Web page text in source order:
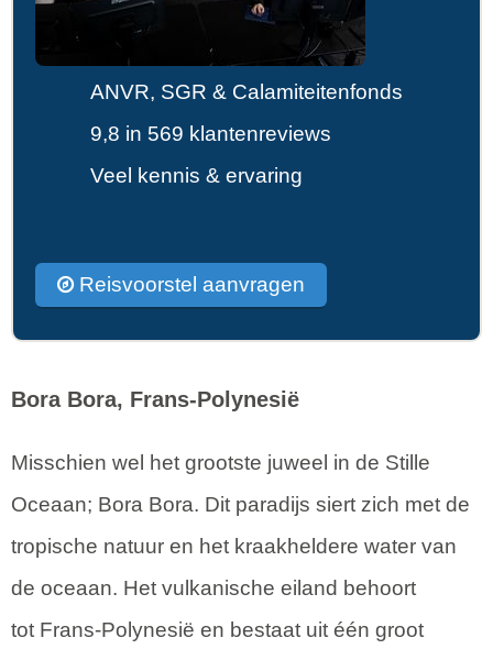
ANVR, SGR & Calamiteitenfonds
9,8 in 569 klantenreviews
Veel kennis & ervaring
Reisvoorstel aanvragen
Bora Bora, Frans-Polynesië
Misschien wel het grootste juweel in de Stille
Oceaan; Bora Bora. Dit paradijs siert zich met de
tropische natuur en het kraakheldere water van
de oceaan. Het vulkanische eiland behoort
tot Frans-Polynesië en bestaat uit één groot